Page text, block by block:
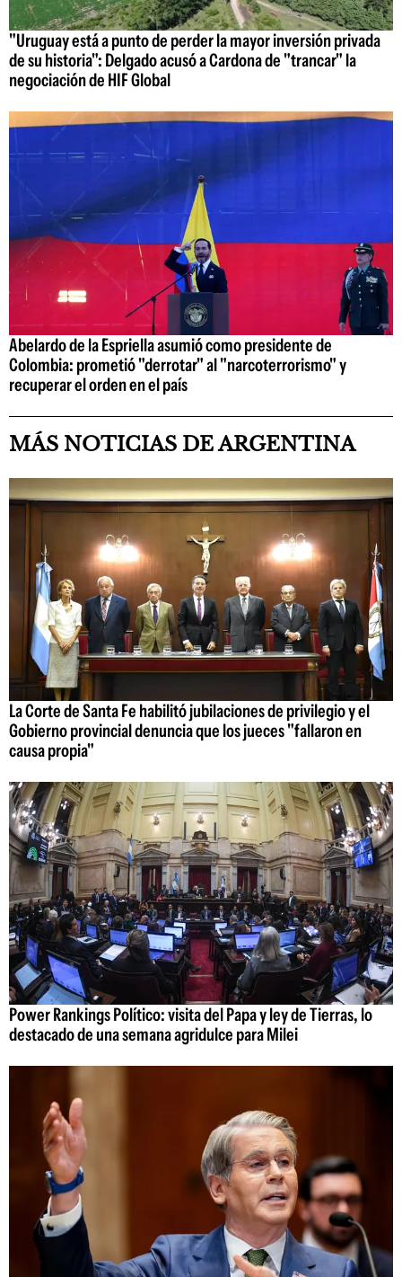
"Uruguay está a punto de perder la mayor inversión privada
de su historia": Delgado acusó a Cardona de "trancar" la
negociación de HIF Global
Abelardo de la Espriella asumió como presidente de
Colombia: prometió "derrotar" al "narcoterrorismo" y
recuperar el orden en el país
MÁS NOTICIAS DE ARGENTINA
La Corte de Santa Fe habilitó jubilaciones de privilegio y el
Gobierno provincial denuncia que los jueces "fallaron en
causa propia"
Power Rankings Político: visita del Papa y ley de Tierras, lo
destacado de una semana agridulce para Milei